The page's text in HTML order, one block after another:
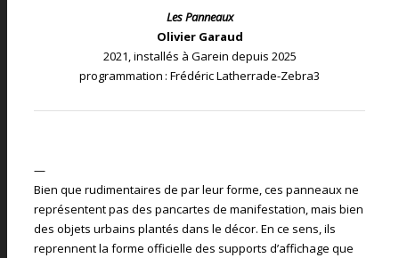
Les Panneaux
Olivier Garaud
2021, installés à Garein depuis 2025
programmation : Frédéric Latherrade-Zebra3
—
Bien que rudimentaires de par leur forme, ces panneaux ne
représentent pas des pancartes de manifestation, mais bien
des objets urbains plantés dans le décor. En ce sens, ils
reprennent la forme officielle des supports d’affichage que